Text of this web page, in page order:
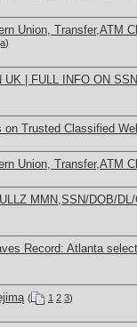
Union, Transfer,ATM
)
| FULL INFO ON
on Trusted Classified
Union, Transfer,ATM
MMN,SSN/DOB/
Record: Atlanta
( 1 2 3)